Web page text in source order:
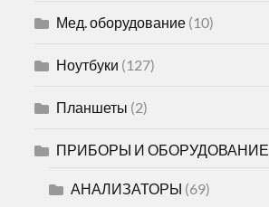
Мед. оборудование (10)
Ноутбуки (127)
Планшеты (2)
ПРИБОРЫ И ОБОРУДОВАНИЕ
АНАЛИЗАТОРЫ (69)